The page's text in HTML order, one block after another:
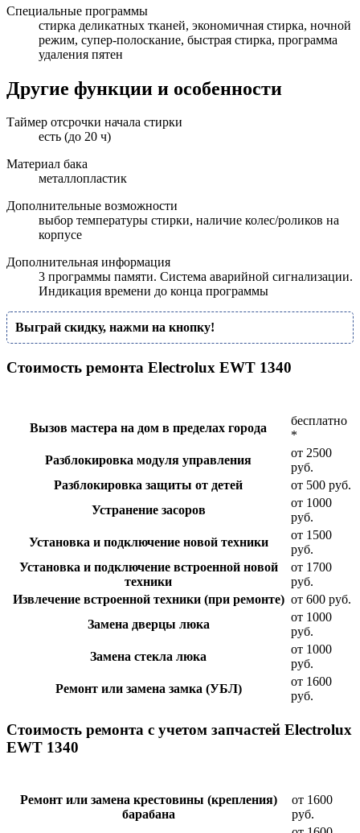
Специальные программы
стирка деликатных тканей, экономичная стирка, ночной
режим, супер-полоскание, быстрая стирка, программа
удаления пятен
Другие функции и особенности
Таймер отсрочки начала стирки
есть (до 20 ч)
Материал бака
металлопластик
Дополнительные возможности
выбор температуры стирки, наличие колес/роликов на
корпусе
Дополнительная информация
3 программы памяти. Система аварийной сигнализации.
Индикация времени до конца программы
Выграй скидку, нажми на кнопку!
Стоимость ремонта Electrolux EWT 1340
Вызов мастера на дом в пределах города
бесплатно
*
Разблокировка модуля управления
от 2500
руб.
Разблокировка защиты от детей
от 500 руб.
Устранение засоров
от 1000
руб.
Установка и подключение новой техники
от 1500
руб.
Установка и подключение встроенной новой
техники
от 1700
руб.
Извлечение встроенной техники (при ремонте) от 600 руб.
Замена дверцы люка
от 1000
руб.
Замена стекла люка
от 1000
руб.
Ремонт или замена замка (УБЛ)
от 1600
руб.
Стоимость ремонта с учетом запчастей Electrolux
EWT 1340
Ремонт или замена крестовины (крепления)
барабана
от 1600
руб.